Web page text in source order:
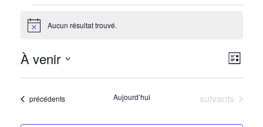
Notice Aucun résultat trouvé.
par
Liste
À venir
Sélectionnez
Évènements
précédents Aujourd’hui Évènements
suivants